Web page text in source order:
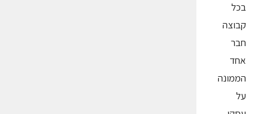
בכל
קבוצה
חבר
אחד
הממונה
על